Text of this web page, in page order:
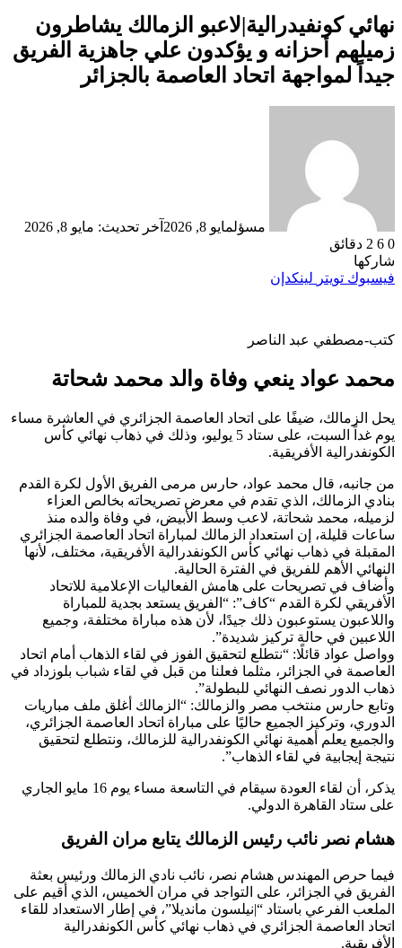
نهائي كونفيدرالية|لاعبو الزمالك يشاطرون
زميلهم أحزانه و يؤكدون علي جاهزية الفريق
جيداً لمواجهة اتحاد العاصمة بالجزائر
مسؤلمايو 8, 2026
آخر تحديث: مايو 8, 2026
0
2 دقائق
شاركها
فيسبوك تويتر لينكدإن
كتب-مصطفي عبد الناصر
محمد عواد ينعي وفاة والد محمد شحاتة
يحل الزمالك، ضيفًا على اتحاد العاصمة الجزائري في العاشرة مساء
يوم غداً السبت، على ستاد 5 يوليو، وذلك في ذهاب نهائي كأس
الكونفدرالية الأفريقية.
من جانبه، قال محمد عواد، حارس مرمى الفريق الأول لكرة القدم
بنادي الزمالك، الذي تقدم في معرض تصريحاته بخالص العزاء
لزميله، محمد شحاتة، لاعب وسط الأبيض، في وفاة والده منذ
ساعات قليلة، إن استعداد الزمالك لمباراة اتحاد العاصمة الجزائري
المقبلة في ذهاب نهائي كأس الكونفدرالية الأفريقية، مختلف، لأنها
النهائي الأهم للفريق في الفترة الحالية.
وأضاف في تصريحات على هامش الفعاليات الإعلامية للاتحاد
الأفريقي لكرة القدم “كاف”: “الفريق يستعد بجدية للمباراة
واللاعبون يستوعبون ذلك جيدًا، لأن هذه مباراة مختلفة، وجميع
اللاعبين في حالة تركيز شديدة”.
وواصل عواد قائلًا: “نتطلع لتحقيق الفوز في لقاء الذهاب أمام اتحاد
العاصمة في الجزائر، مثلما فعلنا من قبل في لقاء شباب بلوزداد في
ذهاب الدور نصف النهائي للبطولة”.
وتابع حارس منتخب مصر والزمالك: “الزمالك أغلق ملف مباريات
الدوري، وتركيز الجميع حاليًا على مباراة اتحاد العاصمة الجزائري،
والجميع يعلم أهمية نهائي الكونفدرالية للزمالك، ونتطلع لتحقيق
نتيجة إيجابية في لقاء الذهاب”.
يذكر، أن لقاء العودة سيقام في التاسعة مساء يوم 16 مايو الجاري
على ستاد القاهرة الدولي.
هشام نصر نائب رئيس الزمالك يتابع مران الفريق
فيما حرص المهندس هشام نصر، نائب نادي الزمالك ورئيس بعثة
الفريق في الجزائر، على التواجد في مران الخميس، الذي أقيم على
الملعب الفرعي باستاد “|نيلسون مانديلا”، في إطار الاستعداد للقاء
اتحاد العاصمة الجزائري في ذهاب نهائي كأس الكونفدرالية
الأفريقية.